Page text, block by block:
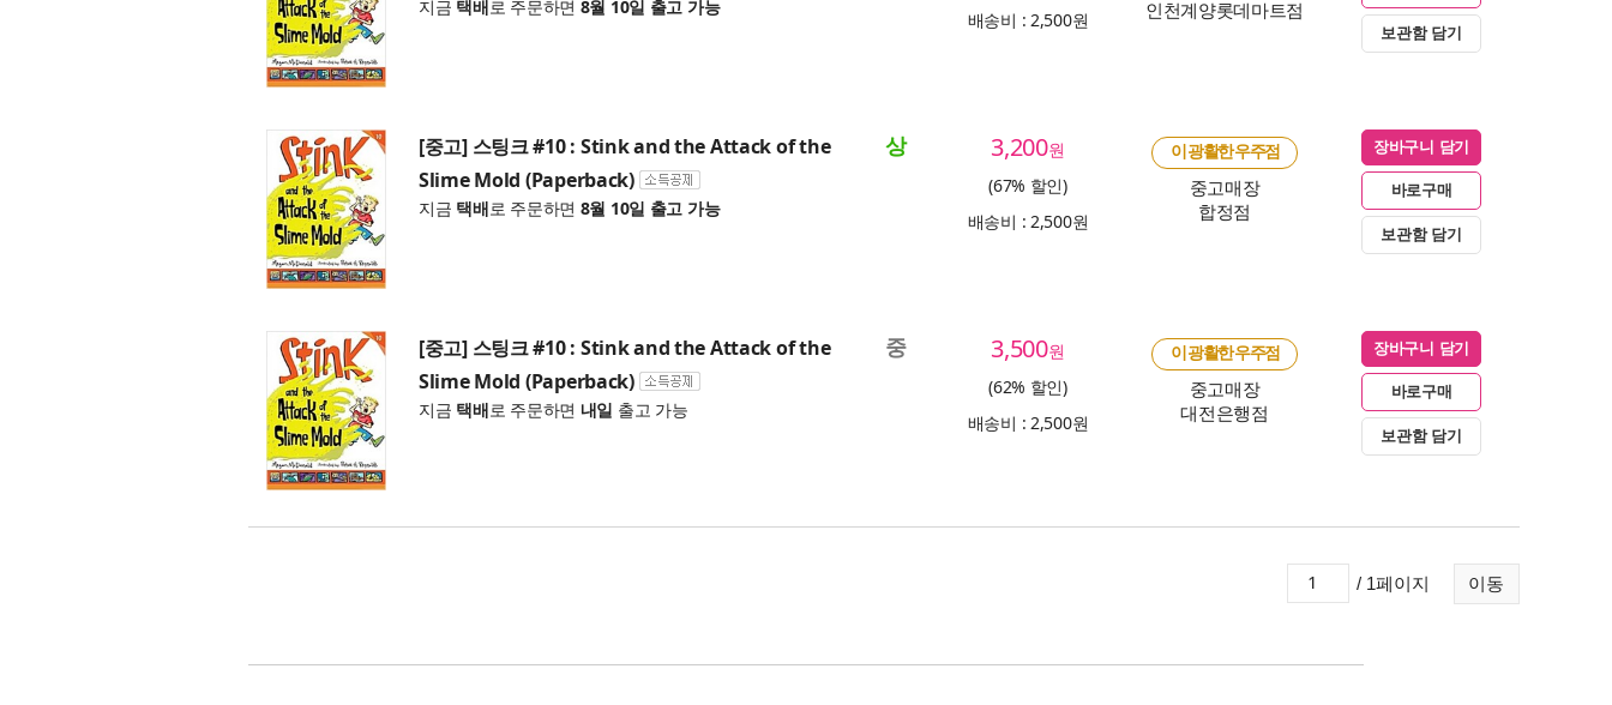
지금 택배로 주문하면 8월 10일 출고 가능
배송비 : 2,500원
인천계양롯데마트점
보관함 담기
[중고] 스팅크 #10 : Stink and the Attack of the
Slime Mold (Paperback)
지금 택배로 주문하면 8월 10일 출고 가능
상 3,200원
(67% 할인)
배송비 : 2,500원
이 광활한 우주점
중고매장
합정점
장바구니 담기
바로구매
보관함 담기
[중고] 스팅크 #10 : Stink and the Attack of the
Slime Mold (Paperback)
지금 택배로 주문하면 내일 출고 가능
중 3,500원
(62% 할인)
배송비 : 2,500원
이 광활한 우주점
중고매장
대전은행점
장바구니 담기
바로구매
보관함 담기
이동
/ 1페이지